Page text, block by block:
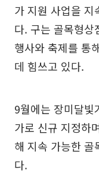
가 지원 사업을 지
다. 구는 골목형
행사와 축제를 통
데 힘쓰고 있다.
9월에는 장미달빛
가로 신규 지정하
해 지속 가능한 골
다.